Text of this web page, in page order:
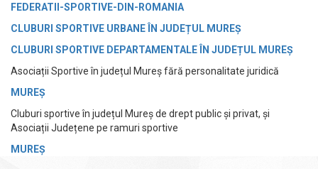
FEDERATII-SPORTIVE-DIN-ROMANIA
CLUBURI SPORTIVE URBANE ÎN JUDEȚUL MUREȘ
CLUBURI SPORTIVE DEPARTAMENTALE ÎN JUDEȚUL MUREȘ
Asociații Sportive în județul Mureș fără personalitate juridică
MUREȘ
Cluburi sportive în județul Mureș de drept public și privat, și
Asociații Județene pe ramuri sportive
MUREȘ